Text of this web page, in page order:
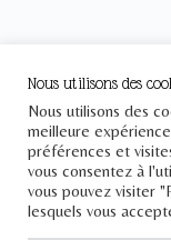
Nous utilisons des
Nous utilisons des
meilleure
préférences et
vous consentez à
vous pouvez visiter
lesquels vous